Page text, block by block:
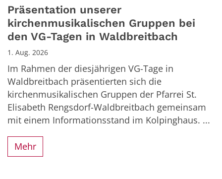
Präsentation unserer
kirchenmusikalischen Gruppen bei
den VG-Tagen in Waldbreitbach
1. Aug. 2026
Im Rahmen der diesjährigen VG-Tage in
Waldbreitbach präsentierten sich die
kirchenmusikalischen Gruppen der Pfarrei St.
Elisabeth Rengsdorf-Waldbreitbach gemeinsam
mit einem Informationsstand im Kolpinghaus. ...
Mehr